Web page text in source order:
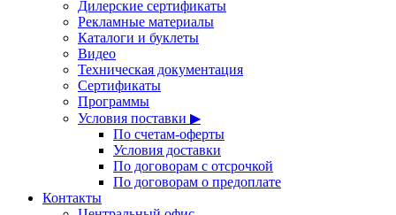
Дилерские сертификаты
Рекламные материалы
Каталоги и буклеты
Видео
Техническая документация
Сертификаты
Программы
Условия поставки ▶
По счетам-оферты
Условия доставки
По договорам с отсрочкой
По договорам о предоплате
Контакты